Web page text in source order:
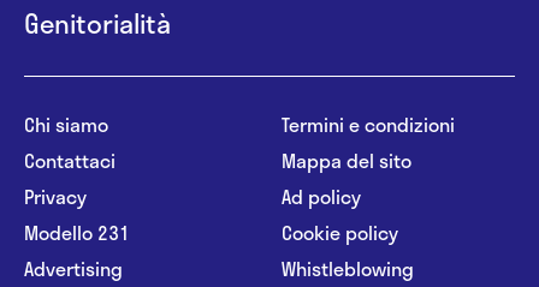
Genitorialità
Chi siamo
Contattaci
Privacy
Modello 231
Advertising
Termini e condizioni
Mappa del sito
Ad policy
Cookie policy
Whistleblowing